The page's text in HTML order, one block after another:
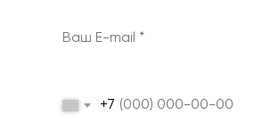
+7